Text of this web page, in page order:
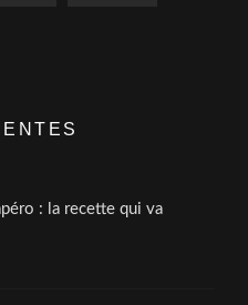
: la recette qui va